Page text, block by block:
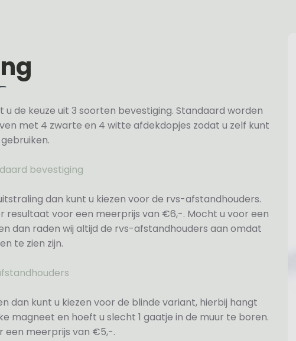
u de keuze uit 3 soorten bevestiging. Standaard worden
met 4 zwarte en 4 witte afdekdopjes zodat u zelf kunt
bevestiging
dan kunt u kiezen voor de rvs-afstandhouders.
resultaat voor een meerprijs van €6,-. Mocht u voor een
dan raden wij altijd de rvs-afstandhouders aan omdat
te zien zijn.
dan kunt u kiezen voor de blinde variant, hierbij hangt
magneet en hoeft u slecht 1 gaatje in de muur te boren.
een meerprijs van €5,-.